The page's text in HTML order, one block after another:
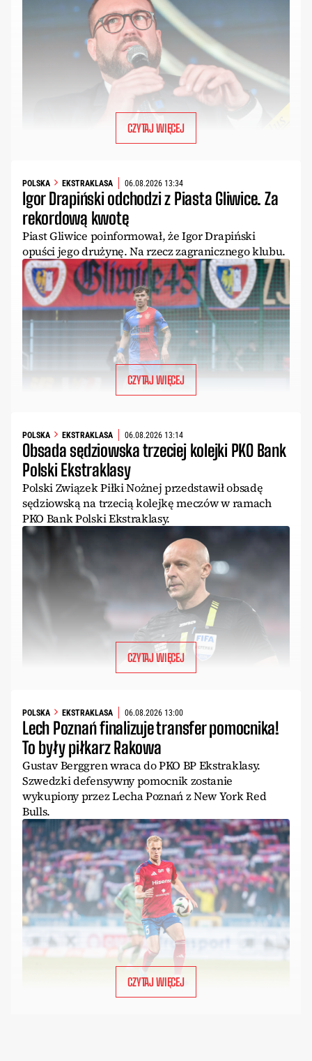
CZYTAJ WIĘCEJ
POLSKA EKSTRAKLASA 06.08.2026 13:34
Igor Drapiński odchodzi z Piasta Gliwice. Za
rekordową kwotę
Piast Gliwice poinformował, że Igor Drapiński
opuści jego drużynę. Na rzecz zagranicznego klubu.
CZYTAJ WIĘCEJ
POLSKA EKSTRAKLASA 06.08.2026 13:14
Obsada sędziowska trzeciej kolejki PKO Bank
Polski Ekstraklasy
Polski Związek Piłki Nożnej przedstawił obsadę
sędziowską na trzecią kolejkę meczów w ramach
PKO Bank Polski Ekstraklasy.
CZYTAJ WIĘCEJ
POLSKA EKSTRAKLASA 06.08.2026 13:00
Lech Poznań finalizuje transfer pomocnika!
To były piłkarz Rakowa
Gustav Berggren wraca do PKO BP Ekstraklasy.
Szwedzki defensywny pomocnik zostanie
wykupiony przez Lecha Poznań z New York Red
Bulls.
CZYTAJ WIĘCEJ